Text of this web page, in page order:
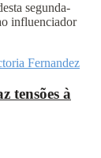
segunda-
influenciador
tensões à